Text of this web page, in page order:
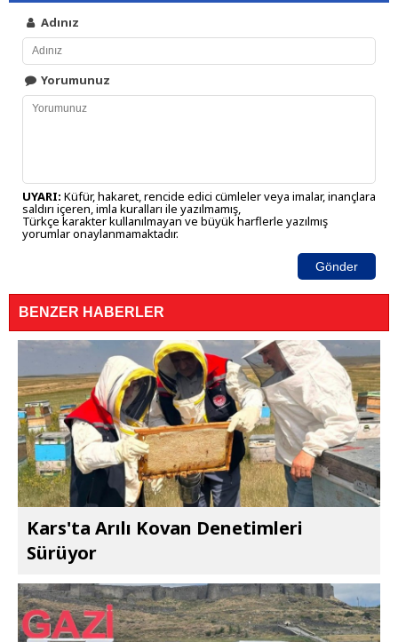
Adınız
Yorumunuz
UYARI: Küfür, hakaret, rencide edici cümleler veya imalar, inançlara
saldırı içeren, imla kuralları ile yazılmamış,
Türkçe karakter kullanılmayan ve büyük harflerle yazılmış
yorumlar onaylanmamaktadır.
Gönder
BENZER HABERLER
Kars'ta Arılı Kovan Denetimleri
Sürüyor